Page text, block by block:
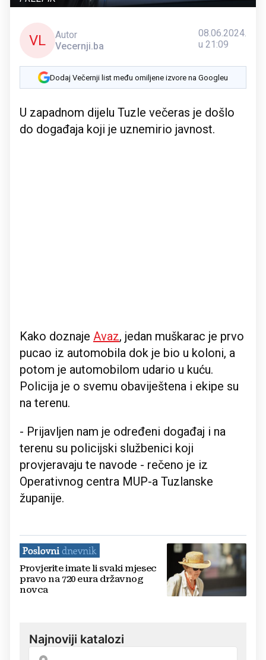
VL
Autor
Vecernji.ba
08.06.2024.
u 21:09
Dodaj Večernji list među omiljene izvore na Googleu
U zapadnom dijelu Tuzle večeras je došlo
do događaja koji je uznemirio javnost.
Kako doznaje Avaz, jedan muškarac je prvo
pucao iz automobila dok je bio u koloni, a
potom je automobilom udario u kuću.
Policija je o svemu obaviještena i ekipe su
na terenu.
- Prijavljen nam je određeni događaj i na
terenu su policijski službenici koji
provjeravaju te navode - rečeno je iz
Operativnog centra MUP-a Tuzlanske
županije.
Provjerite imate li svaki mjesec
pravo na 720 eura državnog
novca